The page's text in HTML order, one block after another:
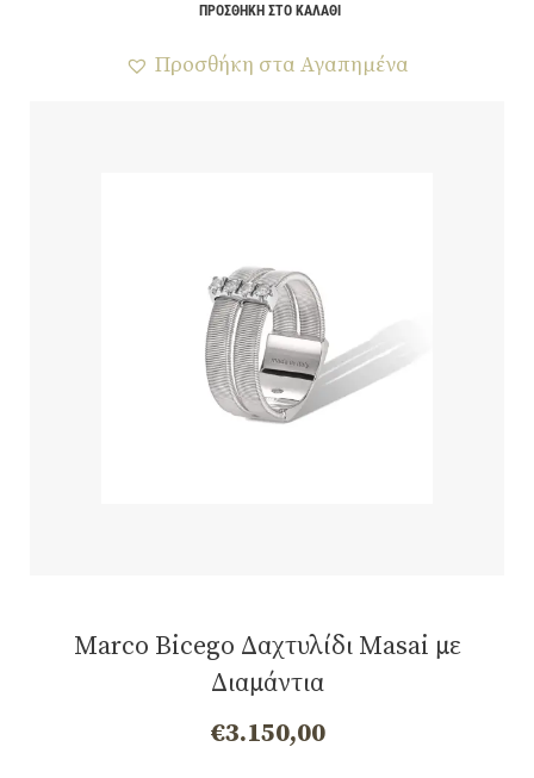
ΠΡΟΣΘΉΚΗ ΣΤΟ ΚΑΛΆΘΙ
Προσθήκη στα Αγαπημένα
Marco Bicego Δαχτυλίδι Masai με
Διαμάντια
€3.150,00